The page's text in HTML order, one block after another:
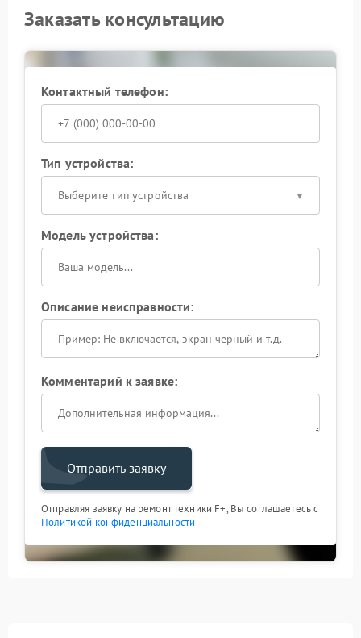
Заказать консультацию
Контактный телефон:
Тип устройства:
Выберите тип устройства
Модель устройства:
Описание неисправности:
Комментарий к заявке:
Отправить заявку
Отправляя заявку на ремонт техники F+, Вы соглашаетесь с
Политикой конфиденциальности